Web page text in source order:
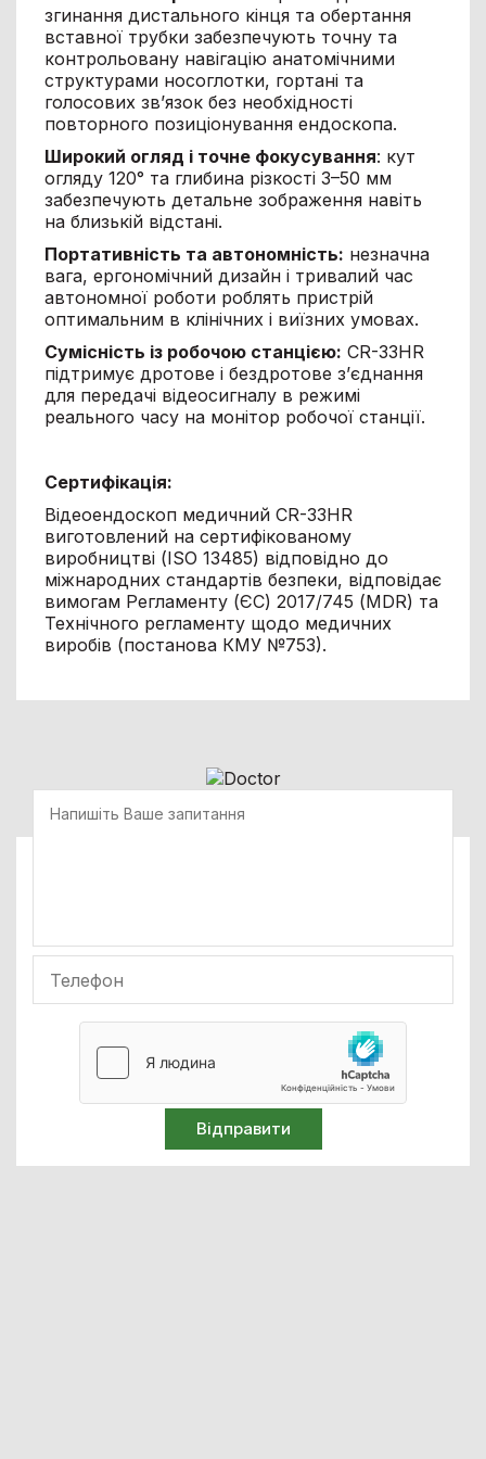
згинання дистального кінця та обертання
вставної трубки забезпечують точну та
контрольовану навігацію анатомічними
структурами носоглотки, гортані та
голосових зв’язок без необхідності
повторного позиціонування ендоскопа.
Широкий огляд і точне фокусування: кут
огляду 120° та глибина різкості 3–50 мм
забезпечують детальне зображення навіть
на близькій відстані.
Портативність та автономність: незначна
вага, ергономічний дизайн і тривалий час
автономної роботи роблять пристрій
оптимальним в клінічних і виїзних умовах.
Сумісність із робочою станцією: CR-33HR
підтримує дротове і бездротове з’єднання
для передачі відеосигналу в режимі
реального часу на монітор робочої станції.
Сертифікація:
Відеоендоскоп медичний CR-33HR
виготовлений на сертифікованому
виробництві (ISO 13485) відповідно до
міжнародних стандартів безпеки, відповідає
вимогам Регламенту (ЄС) 2017/745 (MDR) та
Технічного регламенту щодо медичних
виробів (постанова КМУ №753).